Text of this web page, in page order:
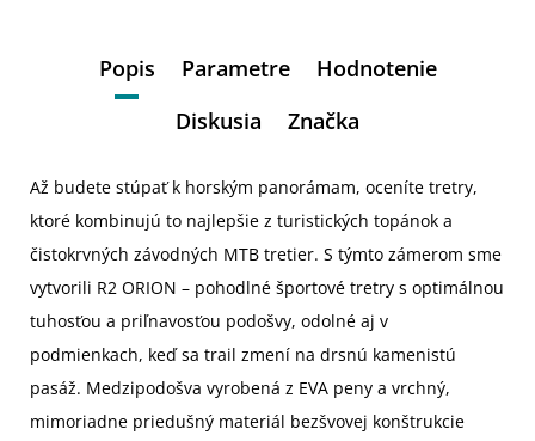
Popis Parametre
Hodnotenie
Diskusia
Značka
Až budete stúpať k horským panorámam, oceníte tretry,
ktoré kombinujú to najlepšie z turistických topánok a
čistokrvných závodných MTB tretier. S týmto zámerom sme
vytvorili R2 ORION – pohodlné športové tretry s optimálnou
tuhosťou a priľnavosťou podošvy, odolné aj v
podmienkach, keď sa trail zmení na drsnú kamenistú
pasáž. Medzipodošva vyrobená z EVA peny a vrchný,
mimoriadne priedušný materiál bezšvovej konštrukcie